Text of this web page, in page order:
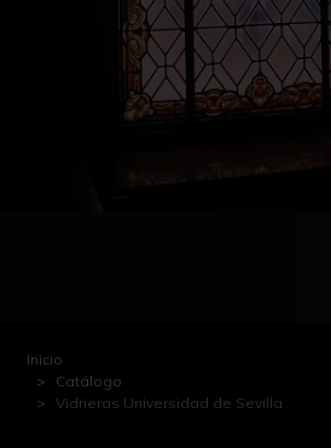
Inicio
Catálogo
Vidrieras Universidad de Sevilla